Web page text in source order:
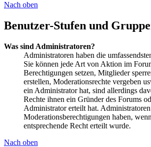
Nach oben
Benutzer-Stufen und
Was sind Administratoren?
Administratoren haben die
Sie können jede Art von Aktion im
Berechtigungen setzen, Mitglieder
erstellen, Moderationsrechte vergeben
ein Administrator hat, sind allerdings
Rechte ihnen ein Gründer des Forums
Administrator erteilt hat.
Moderationsberechtigungen haben,
entsprechende Recht erteilt wurde.
Nach oben